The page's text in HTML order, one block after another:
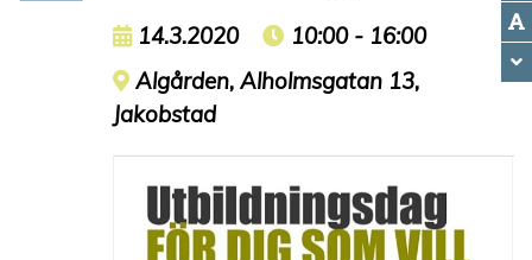
Event date
14.3.2020 Event time
10:00 - 16:00
Event location
Algården, Alholmsgatan 13,
Jakobstad